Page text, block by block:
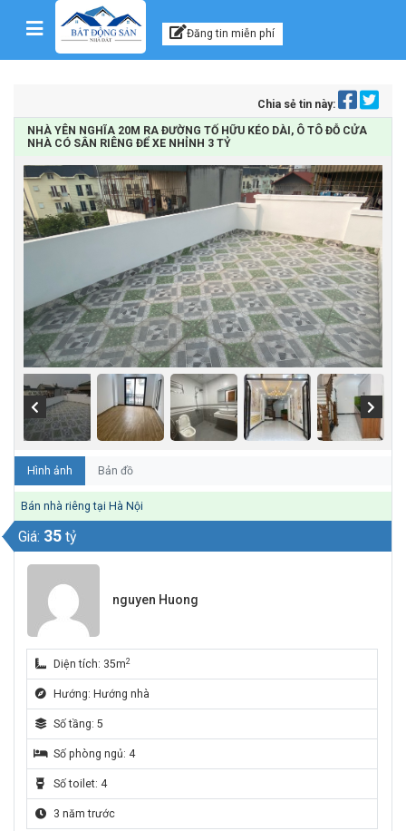
Skip to content Kênh thông tin, tư vấn
Đăng tin miễn phí
Chia sẻ tin này:
NHÀ YÊN NGHĨA 20M RA ĐƯỜNG TỐ HỮU KÉO DÀI, Ô TÔ ĐỖ CỬA
NHÀ CÓ SÂN RIÊNG ĐỂ XE NHỈNH 3 TỶ
Hình ảnh Bản đồ
Bán nhà riêng tại Hà Nội
Giá: 35 tỷ
nguyen Huong
Diện tích: 35m2
Hướng: Hướng nhà
Số tầng: 5
Số phòng ngủ: 4
Số toilet: 4
3 năm trước